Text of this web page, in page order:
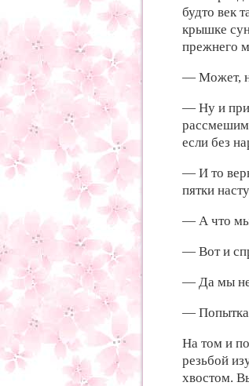
будто век
крышке
прежнего
— Может,
— Ну и
если без
— И то
пятки
— А что
— Вот и
— Да мы
—
На том и
резьбой
хвостом.